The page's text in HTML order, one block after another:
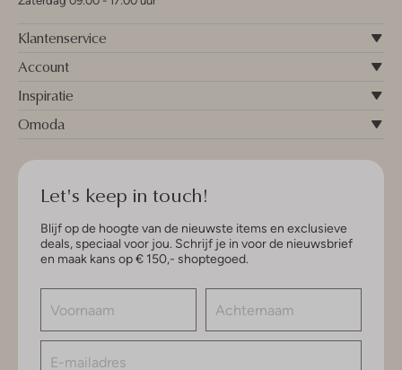
Klantenservice
Account
Inspiratie
Omoda
Let's keep in touch!
Blijf op de hoogte van de nieuwste items en exclusieve
deals, speciaal voor jou. Schrijf je in voor de nieuwsbrief
en maak kans op € 150,- shoptegoed.